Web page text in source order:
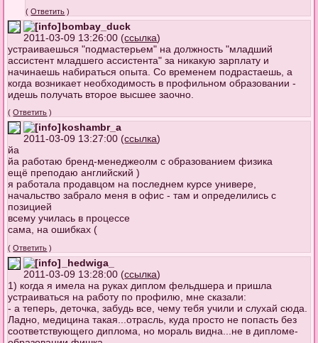
(Ответить )
bombay_duck
2011-03-09 13:26:00 (ссылка)
устраиваешься "подмастерьем" на должность "младший
ассистент младшего ассистента" за никакую зарплату и
начинаешь набираться опыта. Со временем подрастаешь, а
когда возникает необходимость в профильном образовании -
идешь получать второе высшее заочно.
(Ответить )
koshambr_a
2011-03-09 13:27:00 (ссылка)
йа
йа работаю бренд-менеджеолм с образованием физика
ещё преподаю английский )
я работала продавцом на последнем курсе универе,
начальство забрало меня в офис - там и определились с
позицией
всему училась в процессе
сама, на ошибках (
(Ответить )
_hedwiga_
2011-03-09 13:28:00 (ссылка)
1) когда я имела на руках диплом фельдшера и пришла
устраиваться на работу по профилю, мне сказали:
- а теперь, деточка, забудь все, чему тебя учили и слухай сюда.
Ладно, медицина такая...отрасль, куда просто не попасть без
соответствующего диплома, но мораль видна...не в дипломе-